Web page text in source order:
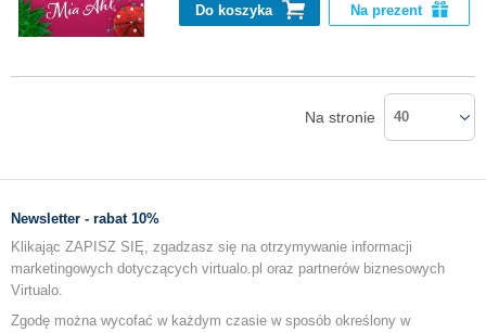
Do koszyka Na prezent
Na stronie 40
Newsletter - rabat 10%
Klikając ZAPISZ SIĘ, zgadzasz się na otrzymywanie informacji
marketingowych dotyczących virtualo.pl oraz partnerów biznesowych
Virtualo.
Zgodę można wycofać w każdym czasie w sposób określony w